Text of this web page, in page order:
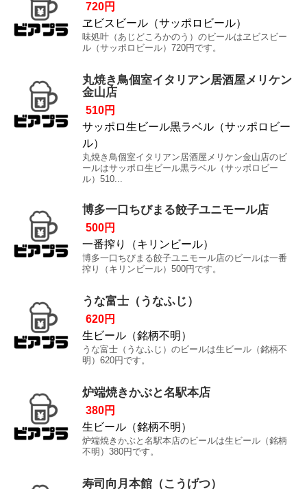
720円
ヱビスビール（サッポロビール）
味処叶（あじどころかのう）のビールはヱビスビー
ル（サッポロビール）720円です。
丸焼き鳥個室イタリアン居酒屋メリケン
金山店
510円
サッポロ生ビール黒ラベル（サッポロビー
ル）
丸焼き鳥個室イタリアン居酒屋メリケン金山店のビ
ールはサッポロ生ビール黒ラベル（サッポロビー
ル）510...
博多一口ちびまる餃子ユニモール店
500円
一番搾り（キリンビール）
博多一口ちびまる餃子ユニモール店のビールは一番
搾り（キリンビール）500円です。
うな富士（うなふじ）
620円
生ビール（銘柄不明）
うな富士（うなふじ）のビールは生ビール（銘柄不
明）620円です。
炉端焼きかぶと名駅本店
380円
生ビール（銘柄不明）
炉端焼きかぶと名駅本店のビールは生ビール（銘柄
不明）380円です。
寿司向月本館（こうげつ）